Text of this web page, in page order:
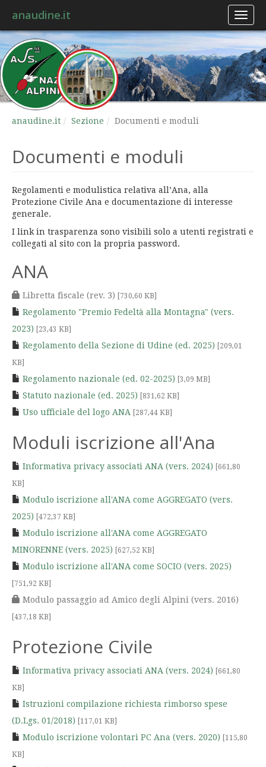
anaudine.it
anaudine.it Sezione Documenti e moduli
Documenti e moduli
Regolamenti e modulistica relativa all’Ana, alla
Protezione Civile Ana e documentazione di interesse
generale.
I link in trasparenza sono visibili solo a utenti registrati e
collegati al sito con la propria password.
ANA
Libretta fiscale (rev. 3) [730,60 KB]
Regolamento "Premio Fedeltà alla Montagna" (vers.
2023)
[23,43 KB]
Regolamento della Sezione di Udine (ed. 2025)
[209,01
KB]
Regolamento nazionale (ed. 02-2025) [3,09 MB]
Statuto nazionale (ed. 2025) [831,62 KB]
Uso ufficiale del logo ANA [287,44 KB]
Moduli iscrizione all'Ana
Informativa privacy associati ANA (vers. 2024)
[661,80
KB]
Modulo iscrizione all'ANA come AGGREGATO (vers.
2025)
[472,37 KB]
Modulo iscrizione all'ANA come AGGREGATO
MINORENNE (vers. 2025)
[627,52 KB]
Modulo iscrizione all'ANA come SOCIO (vers. 2025)
[751,92 KB]
Modulo passaggio ad Amico degli Alpini (vers. 2016)
[437,18 KB]
Protezione Civile
Informativa privacy associati ANA (vers. 2024)
[661,80
KB]
Istruzioni compilazione richiesta rimborso spese
(D.Lgs. 01/2018)
[117,01 KB]
Modulo iscrizione volontari PC Ana (vers. 2020)
[115,80
KB]